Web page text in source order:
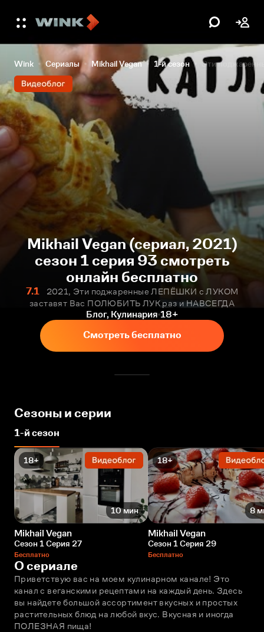
Wink Сериалы Mikhail Vegan 1-й сезон Эти
Mikhail Vegan (сериал, 2021)
сезон 1 серия 93 смотреть
онлайн бесплатно
7.1
2021, Эти поджаренные ЛЕПЁШКИ с ЛУКОМ
заставят Вас ПОЛЮБИТЬ ЛУК раз и НАВСЕГДА
Блог, Кулинария 18+
Смотреть бесплатно
Сезоны и серии
1-й сезон
18+
10 мин
Mikhail Vegan
Сезон 1 Серия 27
Бесплатно
18+
8
Mikhail Vegan
Сезон 1 Серия 29
Бесплатно
О сериале
Приветствую вас на моeм кулинарном канале! Это
канал с веганскими рецептами на каждый день. Здесь
вы найдете большой ассортимент вкусных и простых
растительных блюд на любой вкус. Вкусная и иногда
ПОЛЕЗНАЯ пища!